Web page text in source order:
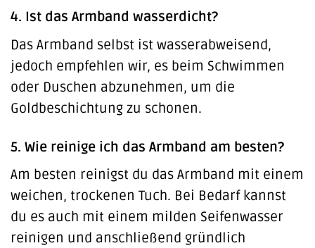
4. Ist das Armband wasserdicht?
Das Armband selbst ist wasserabweisend,
jedoch empfehlen wir, es beim Schwimmen
oder Duschen abzunehmen, um die
Goldbeschichtung zu schonen.
5. Wie reinige ich das Armband am besten?
Am besten reinigst du das Armband mit einem
weichen, trockenen Tuch. Bei Bedarf kannst
du es auch mit einem milden Seifenwasser
reinigen und anschließend gründlich